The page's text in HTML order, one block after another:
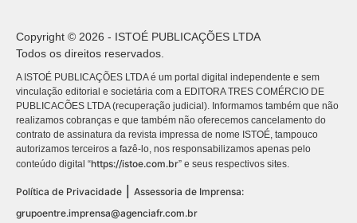
Copyright © 2026 - ISTOÉ PUBLICAÇÕES LTDA
Todos os direitos reservados.
A ISTOÉ PUBLICAÇÕES LTDA é um portal digital independente e sem
vinculação editorial e societária com a EDITORA TRES COMÉRCIO DE
PUBLICACÕES LTDA (recuperação judicial). Informamos também que não
realizamos cobranças e que também não oferecemos cancelamento do
contrato de assinatura da revista impressa de nome ISTOÉ, tampouco
autorizamos terceiros a fazê-lo, nos responsabilizamos apenas pelo
conteúdo digital “https://istoe.com.br” e seus respectivos sites.
Política de Privacidade
Assessoria de Imprensa:
grupoentre.imprensa@agenciafr.com.br